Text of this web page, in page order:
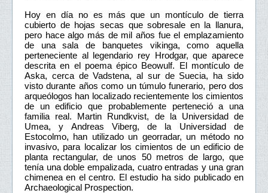
Hoy en día no es más que un montículo de tierra
cubierto de hojas secas que sobresale en la llanura,
pero hace algo más de mil años fue el emplazamiento
de una sala de banquetes vikinga, como aquella
perteneciente al legendario rey Hrodgar, que aparece
descrita en el poema épico Beowulf. El montículo de
Aska, cerca de Vadstena, al sur de Suecia, ha sido
visto durante años como un túmulo funerario, pero dos
arqueólogos han localizado recientemente los cimientos
de un edificio que probablemente perteneció a una
familia real. Martin Rundkvist, de la Universidad de
Umea, y Andreas Viberg, de la Universidad de
Estocolmo, han utilizado un georradar, un método no
invasivo, para localizar los cimientos de un edificio de
planta rectangular, de unos 50 metros de largo, que
tenía una doble empalizada, cuatro entradas y una gran
chimenea en el centro. El estudio ha sido publicado en
Archaeological Prospection.